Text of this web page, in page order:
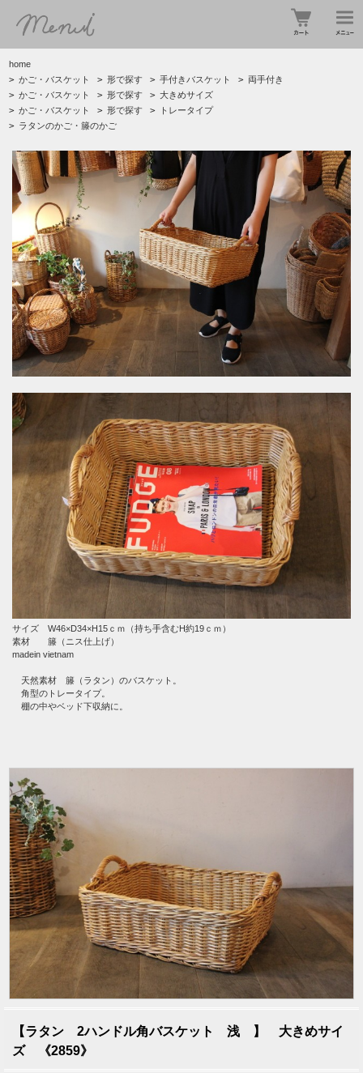
home
> かご・バスケット > 形で探す > 手付きバスケット > 両手付き
> かご・バスケット > 形で探す > 大きめサイズ
> かご・バスケット > 形で探す > トレータイプ
> ラタンのかご・籐のかご
サイズ W46×D34×H15ｃｍ（持ち手含むH約19ｃｍ）
素材 籐（ニス仕上げ）
madein vietnam
天然素材 籐（ラタン）のバスケット。
角型のトレータイプ。
棚の中やベッド下収納に。
【ラタン 2ハンドル角バスケット 浅 】 大きめサイ
ズ 《2859》